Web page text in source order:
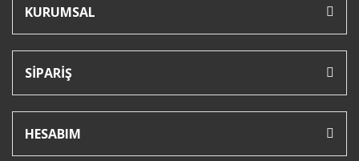
KURUMSAL
SİPARİŞ
HESABIM